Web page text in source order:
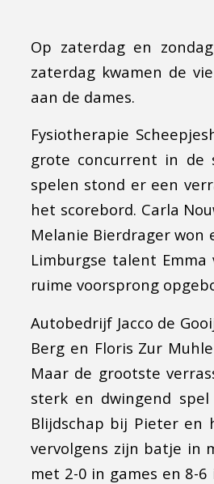
Op zaterdag en
zaterdag kwamen de
aan de dames.
Fysiotherapie
grote concurrent in de
spelen stond er een
het scorebord. Carla
Melanie Bierdrager won
Limburgse talent
ruime voorsprong
Autobedrijf Jacco de
Berg en Floris Zur
Maar de grootste
sterk en dwingend
Blijdschap bij Pieter en
vervolgens zijn batje in
met 2-0 in games en 8-